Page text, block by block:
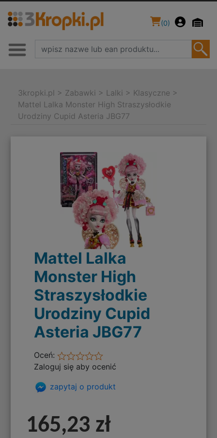
(0)
3kropki.pl > Zabawki > Lalki > Klasyczne >
Mattel Lalka Monster High Straszysłodkie
Urodziny Cupid Asteria JBG77
Mattel Lalka
Monster High
Straszysłodkie
Urodziny Cupid
Asteria JBG77
Oceń:
Zaloguj się aby ocenić
zapytaj o produkt
165,23 zł